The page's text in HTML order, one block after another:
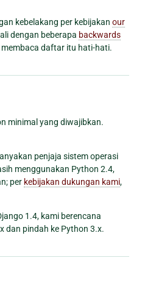
kebelakang per kebijakan our
dengan beberapa backwards
daftar itu hati-hati.
minimal yang diwajibkan.
penjaja sistem operasi
menggunakan Python 2.4,
per kebijakan dukungan kami,
1.4, kami berencana
dan pindah ke Python 3.x.